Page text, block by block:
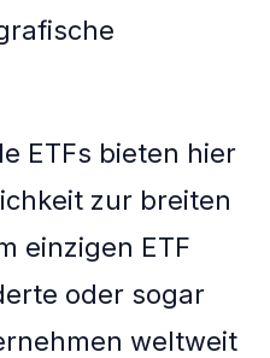
ETFs bieten hier
zur breiten
einzigen ETF
oder sogar
weltweit